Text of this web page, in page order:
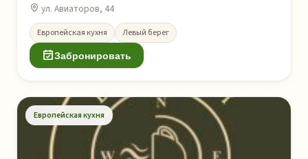
ул. Авиаторов, 44
Европейская кухня Левый берег
Забронировать
Европейская кухня